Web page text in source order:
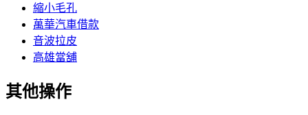
縮小毛孔
萬華汽車借款
音波拉皮
高雄當舖
其他操作